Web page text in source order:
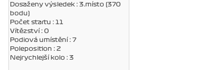
Dosaženy výsledek : 3.místo (370
bodu)
Počet startu : 11
Vítězství : 0
Podiová umístění : 7
Poleposition : 2
Nejrychlejší kolo : 3